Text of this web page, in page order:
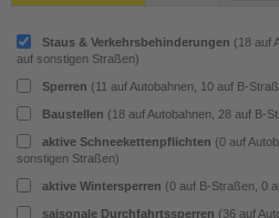
Themen
Nothilfe 120
Kontakt
Melden Sie
ÖAMTC
Jetzt
Staus & Verkehrsbehinderungen (18 auf
auf sonstigen Straßen)
Sperren (11 auf Autobahnen, 10 auf B-
Baustellen (18 auf Autobahnen, 28 auf B-
aktive Schneekettenpflichten (0 auf
sonstigen Straßen)
aktive Wintersperren (0 auf B-Straßen, 0
saisonale Durchfahrtssperren (36 auf